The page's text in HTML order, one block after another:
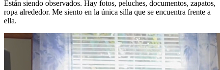
Están siendo observados. Hay fotos, peluches, documentos, zapatos,
ropa alrededor. Me siento en la única silla que se encuentra frente a
ella.